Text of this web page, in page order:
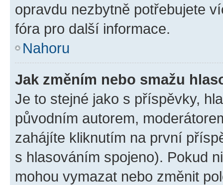
opravdu nezbytně potřebujete
fóra pro další informace.
Nahoru
Jak změním nebo smažu
Je to stejné jako s příspěvky,
původním autorem,
zahájíte kliknutím na první
s hlasováním spojeno). Pokud
mohou vymazat nebo změnit